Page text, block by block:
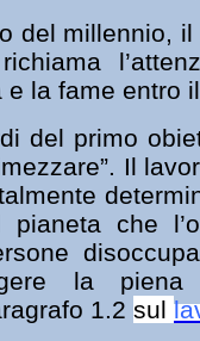
del millennio,
la fame entro
del primo
Il
che
la piena
1.2 sul